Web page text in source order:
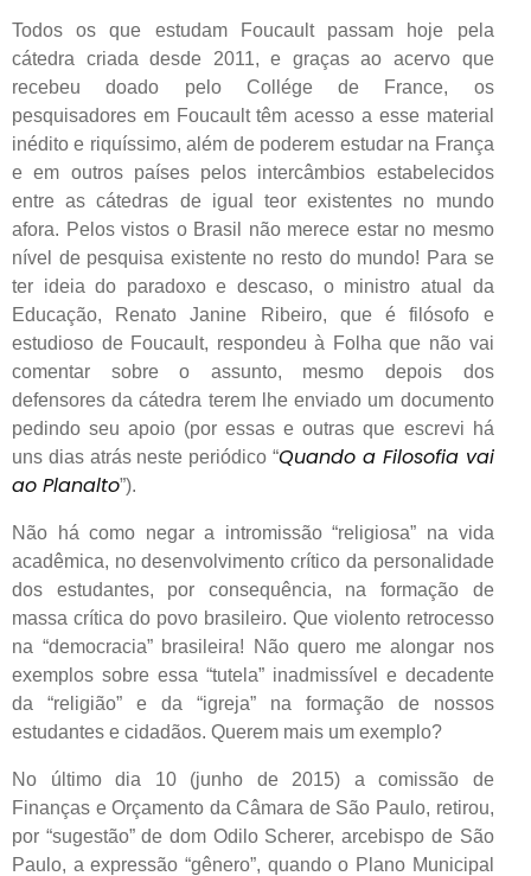
Todos os que estudam Foucault passam hoje pela
cátedra criada desde 2011, e graças ao acervo que
recebeu doado pelo Collége de France, os
pesquisadores em Foucault têm acesso a esse material
inédito e riquíssimo, além de poderem estudar na França
e em outros países pelos intercâmbios estabelecidos
entre as cátedras de igual teor existentes no mundo
afora. Pelos vistos o Brasil não merece estar no mesmo
nível de pesquisa existente no resto do mundo! Para se
ter ideia do paradoxo e descaso, o ministro atual da
Educação, Renato Janine Ribeiro, que é filósofo e
estudioso de Foucault, respondeu à Folha que não vai
comentar sobre o assunto, mesmo depois dos
defensores da cátedra terem lhe enviado um documento
pedindo seu apoio (por essas e outras que escrevi há
uns dias atrás neste periódico “Quando a Filosofia vai
ao Planalto”).
Não há como negar a intromissão “religiosa” na vida
acadêmica, no desenvolvimento crítico da personalidade
dos estudantes, por consequência, na formação de
massa crítica do povo brasileiro. Que violento retrocesso
na “democracia” brasileira! Não quero me alongar nos
exemplos sobre essa “tutela” inadmissível e decadente
da “religião” e da “igreja” na formação de nossos
estudantes e cidadãos. Querem mais um exemplo?
No último dia 10 (junho de 2015) a comissão de
Finanças e Orçamento da Câmara de São Paulo, retirou,
por “sugestão” de dom Odilo Scherer, arcebispo de São
Paulo, a expressão “gênero”, quando o Plano Municipal